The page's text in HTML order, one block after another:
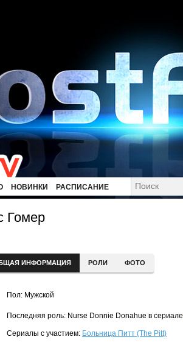
НОВИНКИ РАСПИСАНИЕ
Гомер
ИНФОРМАЦИЯ РОЛИ ФОТО
Пол: Мужской
Последняя роль: Nurse Donnie Donahue в сериале
Сериалы с участием: Больница Питт (The Pitt)